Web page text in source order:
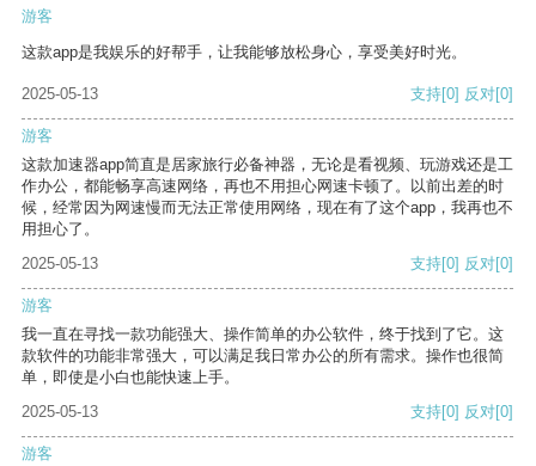
游客
这款app是我娱乐的好帮手，让我能够放松身心，享受美好时光。
2025-05-13 支持[0] 反对[0]
游客
这款加速器app简直是居家旅行必备神器，无论是看视频、玩游戏还是工
作办公，都能畅享高速网络，再也不用担心网速卡顿了。以前出差的时
候，经常因为网速慢而无法正常使用网络，现在有了这个app，我再也不
用担心了。
2025-05-13
支持[0] 反对[0]
游客
我一直在寻找一款功能强大、操作简单的办公软件，终于找到了它。这
款软件的功能非常强大，可以满足我日常办公的所有需求。操作也很简
单，即使是小白也能快速上手。
2025-05-13
支持[0] 反对[0]
游客